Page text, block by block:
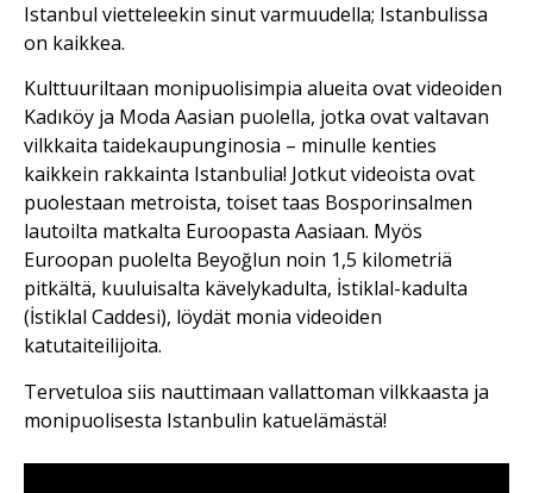
Istanbul vietteleekin sinut varmuudella; Istanbulissa
on kaikkea.
Kulttuuriltaan monipuolisimpia alueita ovat videoiden
Kadıköy ja Moda Aasian puolella, jotka ovat valtavan
vilkkaita taidekaupunginosia – minulle kenties
kaikkein rakkainta Istanbulia! Jotkut videoista ovat
puolestaan metroista, toiset taas Bosporinsalmen
lautoilta matkalta Euroopasta Aasiaan. Myös
Euroopan puolelta Beyoğlun noin 1,5 kilometriä
pitkältä, kuuluisalta kävelykadulta, İstiklal-kadulta
(İstiklal Caddesi), löydät monia videoiden
katutaiteilijoita.
Tervetuloa siis nauttimaan vallattoman vilkkaasta ja
monipuolisesta Istanbulin katuelämästä!